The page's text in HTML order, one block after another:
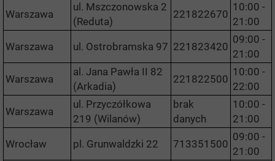
Warszawa
ul. Mszczonowska 2
(Reduta)
221822670
10:00 -
21:00
Warszawa ul. Ostrobramska 97 221823420
09:00 -
21:00
Warszawa
al. Jana Pawła II 82
(Arkadia)
221822500
10:00 -
22:00
Warszawa
ul. Przyczółkowa
219 (Wilanów)
brak
danych
10:00 -
21:00
Wrocław pl. Grunwaldzki 22 713351500
09:00 -
21:00